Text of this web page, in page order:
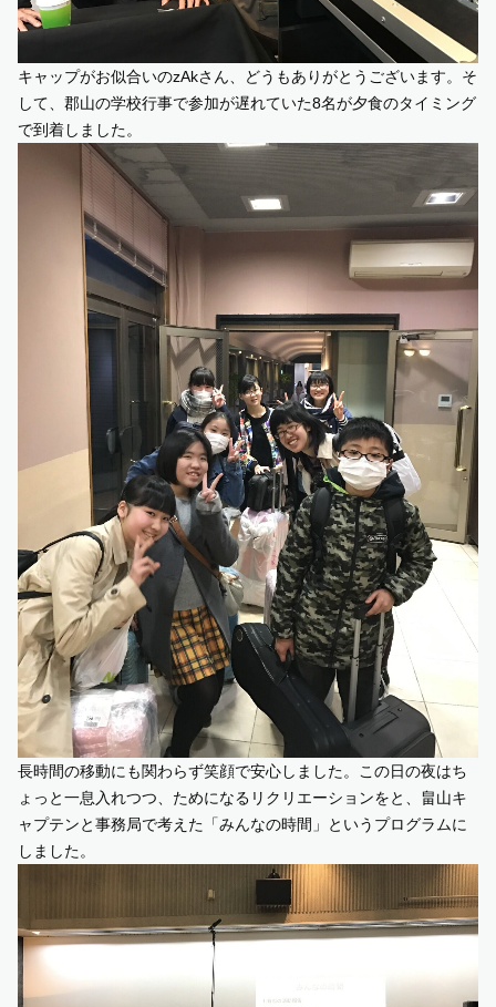
キャップがお似合いのzAkさん、どうもありがとうございます。そ
して、郡山の学校行事で参加が遅れていた8名が夕食のタイミング
で到着しました。
長時間の移動にも関わらず笑顔で安心しました。この日の夜はち
ょっと一息入れつつ、ためになるリクリエーションをと、畠山キ
ャプテンと事務局で考えた「みんなの時間」というプログラムに
しました。